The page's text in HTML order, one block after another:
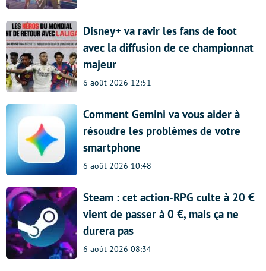
Disney+ va ravir les fans de foot
avec la diffusion de ce championnat
majeur
6 août 2026 12:51
Comment Gemini va vous aider à
résoudre les problèmes de votre
smartphone
6 août 2026 10:48
Steam : cet action-RPG culte à 20 €
vient de passer à 0 €, mais ça ne
durera pas
6 août 2026 08:34